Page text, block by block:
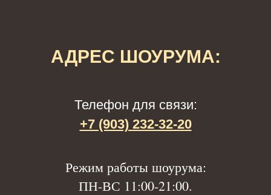
АДРЕС ШОУРУМА:
Телефон для связи:
+7 (903) 232-32-20
Режим работы шоурума:
ПН-ВС 11:00-21:00.